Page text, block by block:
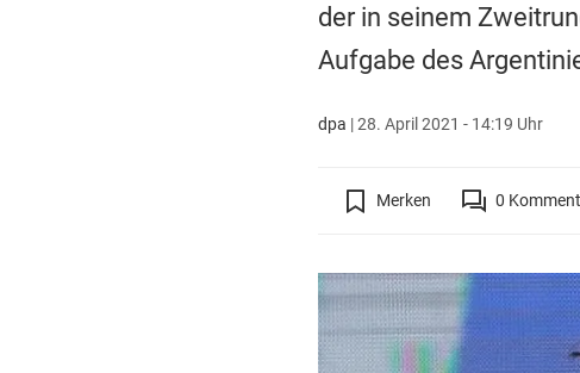
der in seinem
Aufgabe des
dpa |28. April 2021 - 14:19 Uhr
Merken 0